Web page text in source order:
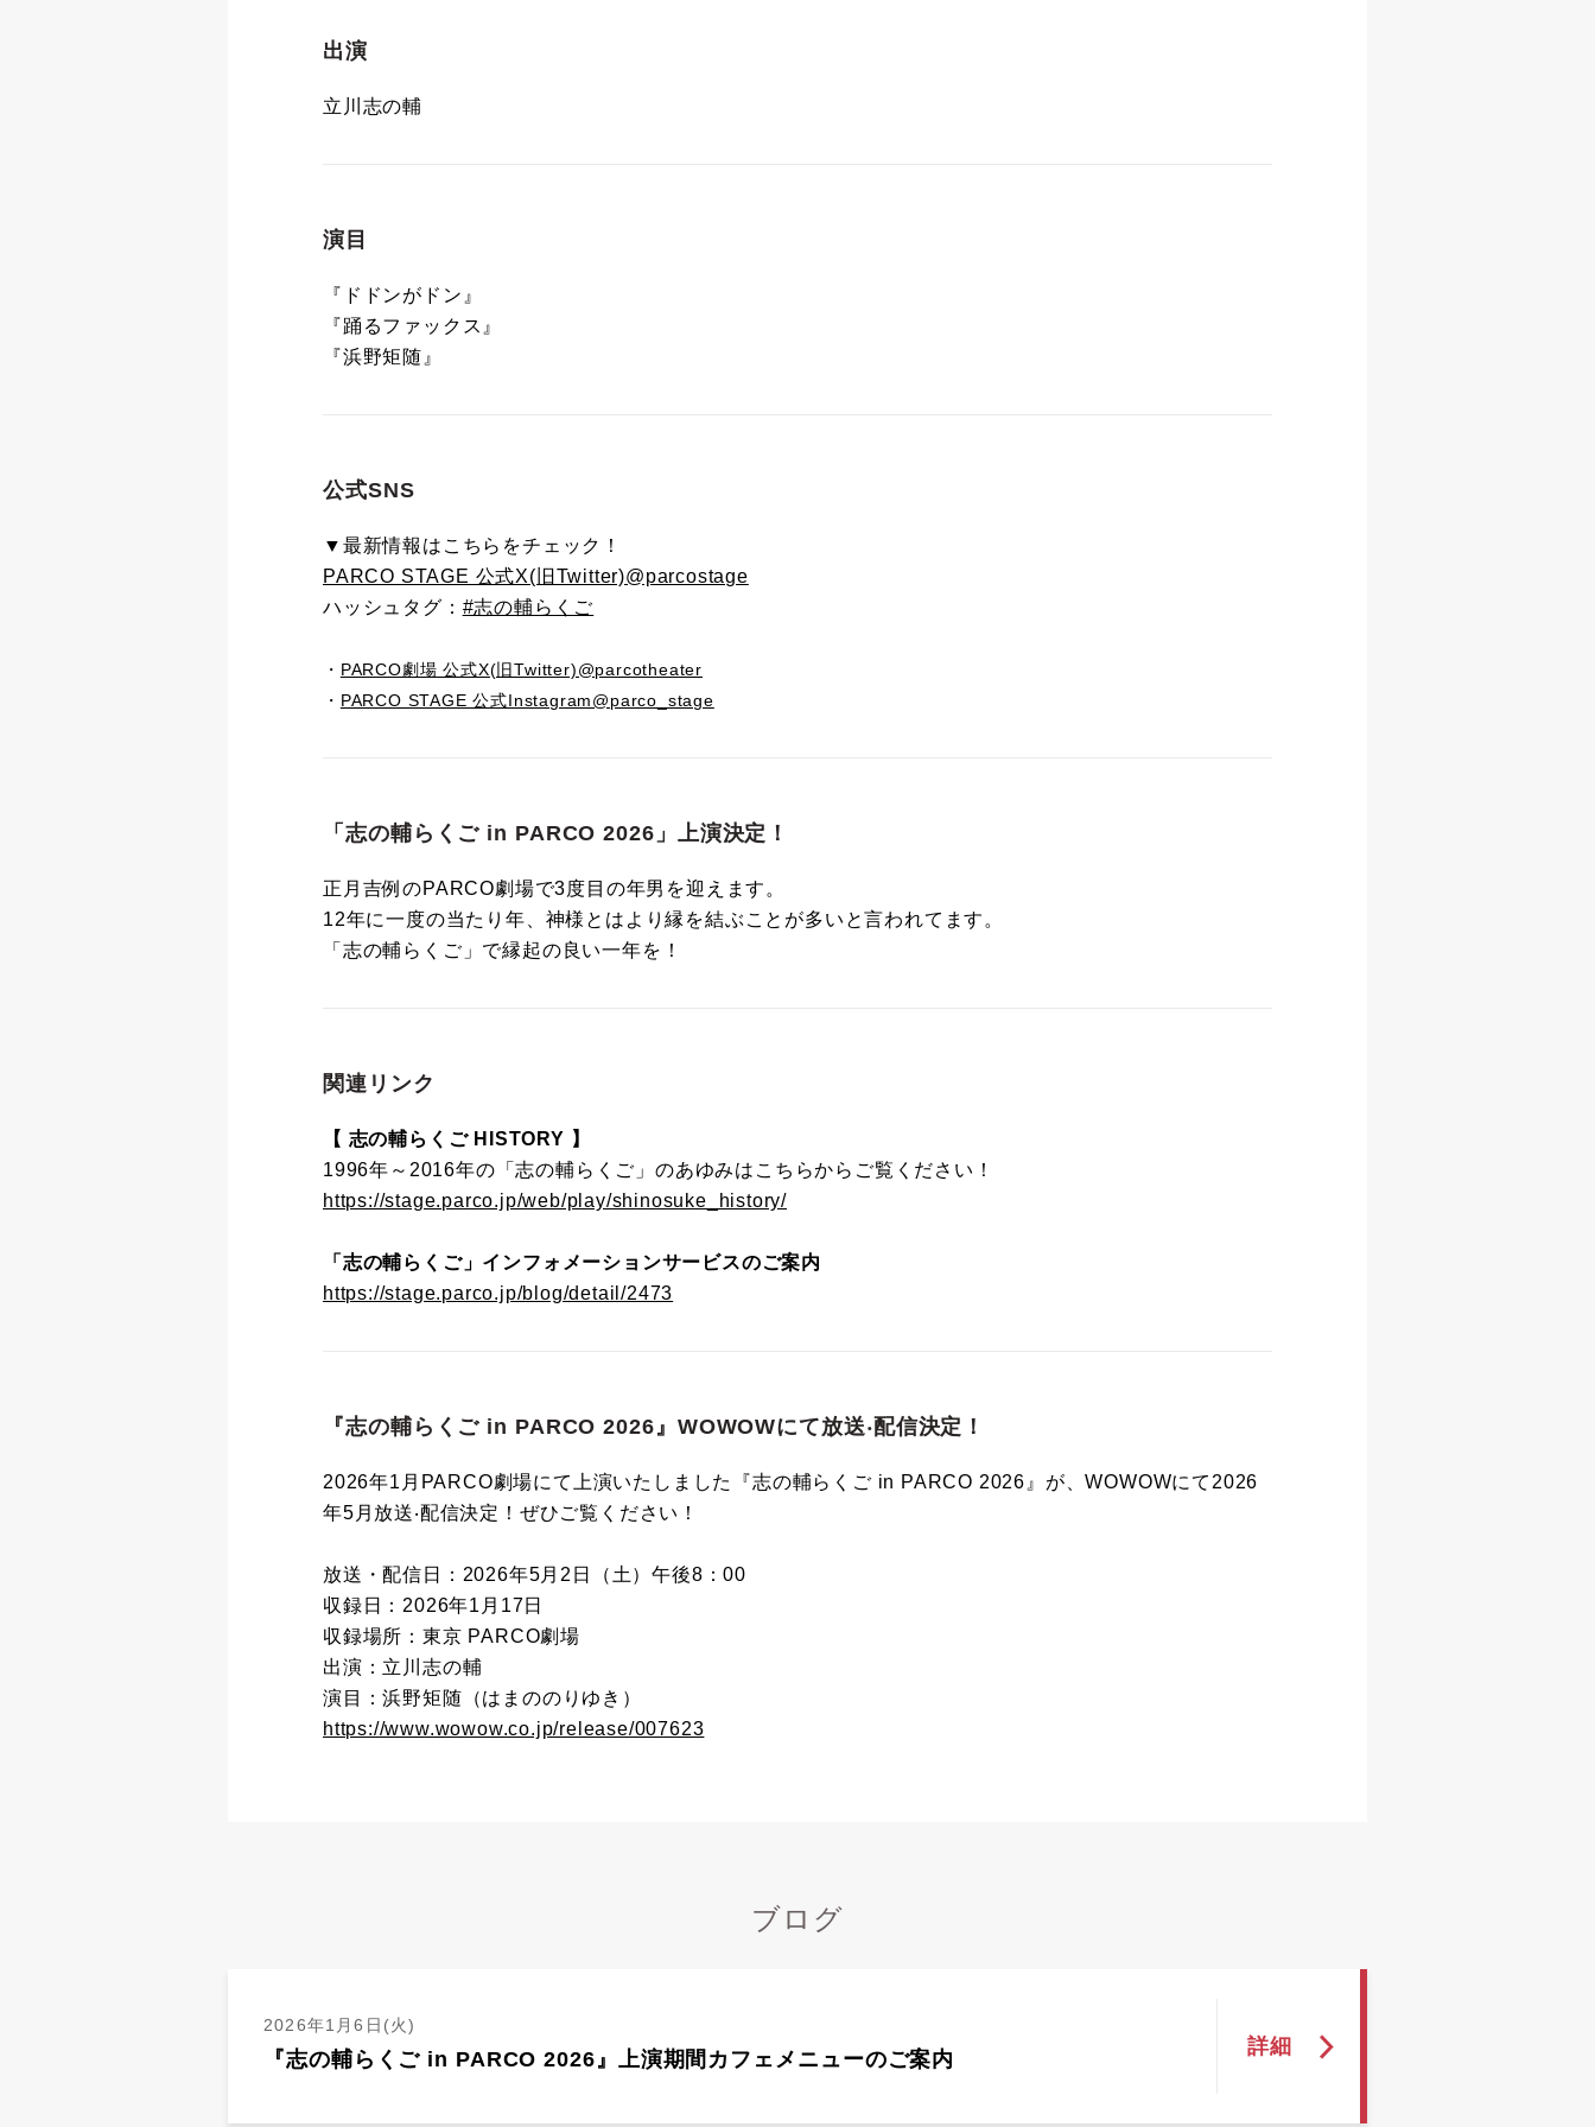
出演
立川志の輔
演目
『ドドンがドン』
『踊るファックス』
『浜野矩随』
公式SNS
▼最新情報はこちらをチェック！
PARCO STAGE 公式X(旧Twitter)@parcostage
ハッシュタグ： #志の輔らくご
・ PARCO劇場 公式X(旧Twitter)@parcotheater
・ PARCO STAGE 公式Instagram@parco_stage
「志の輔らくご in PARCO 2026」上演決定！
正月吉例のPARCO劇場で3度目の年男を迎えます。
12年に一度の当たり年、神様とはより縁を結ぶことが多いと言われてます。
「志の輔らくご」で縁起の良い一年を！
関連リンク
【 志の輔らくご HISTORY 】
1996年～2016年の「志の輔らくご」のあゆみはこちらからご覧ください！
https://stage.parco.jp/web/play/shinosuke_history/
「志の輔らくご」インフォメーションサービスのご案内
https://stage.parco.jp/blog/detail/2473
『志の輔らくご in PARCO 2026』WOWOWにて放送‧配信決定！
2026年1月PARCO劇場にて上演いたしました『志の輔らくご in PARCO 2026』が、WOWOWにて2026
年5⽉放送‧配信決定！ぜひご覧ください！
放送・配信日：2026年5月2日（土）午後8：00
収録日：2026年1月17日
収録場所：東京 PARCO劇場
出演：立川志の輔
演目：浜野矩随（はまののりゆき）
https://www.wowow.co.jp/release/007623
ブログ
2026年1月6日(火)
『志の輔らくご in PARCO 2026』上演期間カフェメニューのご案内